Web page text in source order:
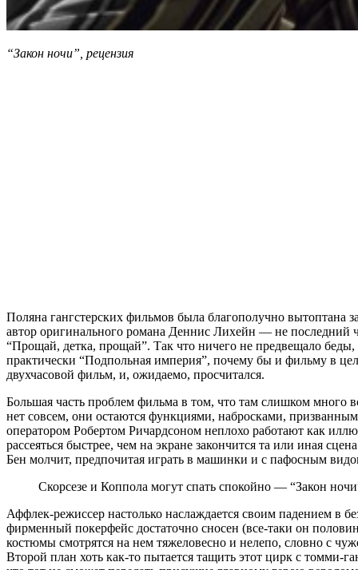
“Закон ночи”, рецензия
Поляна гангстерских фильмов была благополучно вытоптана
автор оригинального романа Деннис Лихейн — не последний
“Прощай, детка, прощай”. Так что ничего не предвещало
практически “Подпольная империя”, почему бы и фильму в
двухчасовой фильм, и, ожидаемо, просчитался.
Большая часть проблем фильма в том, что там слишком много
нет совсем, они остаются функциями, набросками,
оператором Робертом Ричардсоном неплохо работают как
рассеяться быстрее, чем на экране закончится та или иная
Бен молчит, предпочитая играть в машинки и с пафосным
Скорсезе и Коппола могут спать спокойно — “Закон
Аффлек-режиссер настолько наслаждается своим падением в
фирменный покерфейс достаточно сносен (все-таки он
костюмы смотрятся на нем тяжеловесно и нелепо, словно с
Второй план хоть как-то пытается тащить этот цирк с